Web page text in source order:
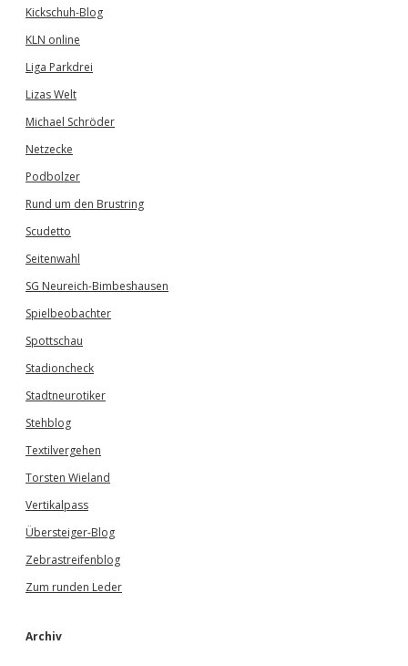
Kickschuh-Blog
KLN online
Liga Parkdrei
Lizas Welt
Michael Schröder
Netzecke
Podbolzer
Rund um den Brustring
Scudetto
Seitenwahl
SG Neureich-Bimbeshausen
Spielbeobachter
Spottschau
Stadioncheck
Stadtneurotiker
Stehblog
Textilvergehen
Torsten Wieland
Vertikalpass
Übersteiger-Blog
Zebrastreifenblog
Zum runden Leder
Archiv